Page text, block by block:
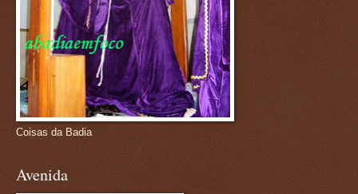
Coisas da Badia
Avenida